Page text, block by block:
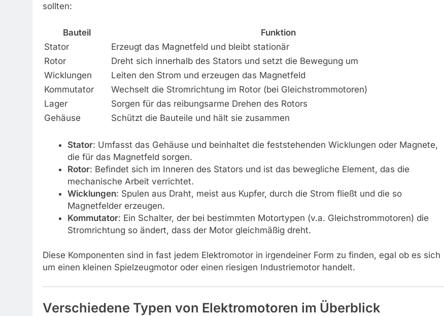
sollten:
Bauteil
Funktion
Stator
Erzeugt das Magnetfeld und bleibt stationär
Rotor
Dreht sich innerhalb des Stators und setzt die Bewegung um
Wicklungen
Leiten den Strom und erzeugen das Magnetfeld
Kommutator
Wechselt die Stromrichtung im Rotor (bei Gleichstrommotoren)
Lager
Sorgen für das reibungsarme Drehen des Rotors
Gehäuse
Schützt die Bauteile und hält sie zusammen
Stator: Umfasst das Gehäuse und beinhaltet die feststehenden Wicklungen oder Magnete,
die für das Magnetfeld sorgen.
Rotor: Befindet sich im Inneren des Stators und ist das bewegliche Element, das die
mechanische Arbeit verrichtet.
Wicklungen: Spulen aus Draht, meist aus Kupfer, durch die Strom fließt und die so
Magnetfelder erzeugen.
Kommutator: Ein Schalter, der bei bestimmten Motortypen (v.a. Gleichstrommotoren) die
Stromrichtung so ändert, dass der Motor gleichmäßig dreht.
Diese Komponenten sind in fast jedem Elektromotor in irgendeiner Form zu finden, egal ob es sich
um einen kleinen Spielzeugmotor oder einen riesigen Industriemotor handelt.
Verschiedene Typen von Elektromotoren im Überblick